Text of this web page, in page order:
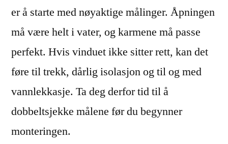
er å starte med nøyaktige målinger. Åpningen
må være helt i vater, og karmene må passe
perfekt. Hvis vinduet ikke sitter rett, kan det
føre til trekk, dårlig isolasjon og til og med
vannlekkasje. Ta deg derfor tid til å
dobbeltsjekke målene før du begynner
monteringen.